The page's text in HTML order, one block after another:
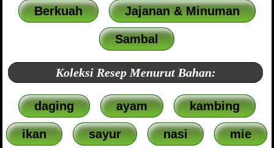
Berkuah Jajanan & Minuman
Sambal
Koleksi Resep Menurut Bahan:
daging ayam kambing
ikan sayur nasi mie